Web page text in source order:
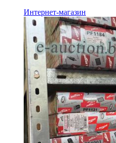
Интернет-магазин